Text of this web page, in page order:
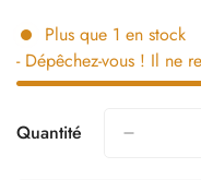
Plus que 1 en stock
- Dépêchez-vous ! Il ne
Quantité